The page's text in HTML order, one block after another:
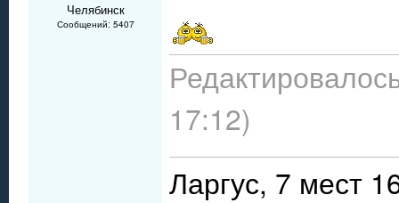
Челябинск
Сообщений: 5407
17:12)
Ларгус, 7 мест